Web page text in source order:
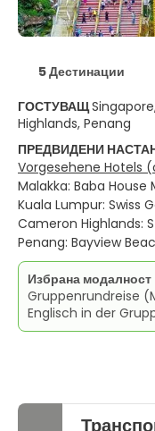
5 Дестинации
ГОСТУВАЩ
Highlands, Penang
ПРЕДВИДЕНИ
Vorgesehene Hotels
Malakka: Baba House
Kuala Lumpur: Swiss
Cameron Highlands:
Penang: Bayview
Избрана модалност
Gruppenrundreise
Englisch in der